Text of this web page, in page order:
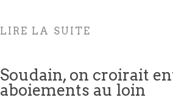
LIRE LA SUITE
Soudain, on croirait
aboiements au loin